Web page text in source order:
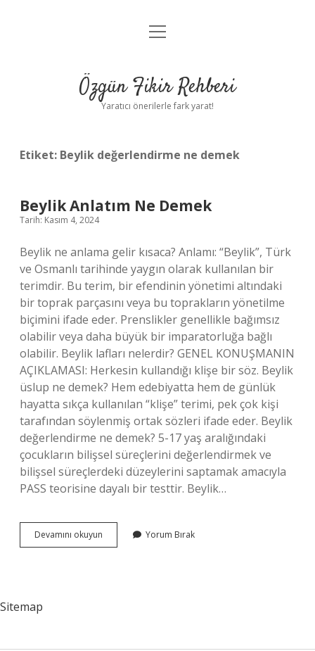
Gizlilik Politikası
Yasal Uyarı
menüyü
Özgün Fikir Rehberi
Yaratıcı önerilerle fark yarat!
Etiket: Beylik değerlendirme ne demek
Beylik Anlatım Ne Demek
Tarih: Kasım 4, 2024
Beylik ne anlama gelir kısaca? Anlamı: “Beylik”, Türk
ve Osmanlı tarihinde yaygın olarak kullanılan bir
terimdir. Bu terim, bir efendinin yönetimi altındaki
bir toprak parçasını veya bu toprakların yönetilme
biçimini ifade eder. Prenslikler genellikle bağımsız
olabilir veya daha büyük bir imparatorluğa bağlı
olabilir. Beylik lafları nelerdir? GENEL KONUŞMANIN
AÇIKLAMASI: Herkesin kullandığı klişe bir söz. Beylik
üslup ne demek? Hem edebiyatta hem de günlük
hayatta sıkça kullanılan “klişe” terimi, pek çok kişi
tarafından söylenmiş ortak sözleri ifade eder. Beylik
değerlendirme ne demek? 5-17 yaş aralığındaki
çocukların bilişsel süreçlerini değerlendirmek ve
bilişsel süreçlerdeki düzeylerini saptamak amacıyla
PASS teorisine dayalı bir testtir. Beylik…
Devamını okuyun
Anlatım
Yorum Bırak
Sitemap